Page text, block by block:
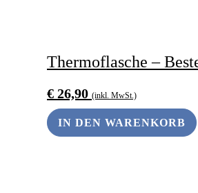
Thermoflasche –
€ 26,90 (inkl. MwSt.)
IN DEN WARENKORB